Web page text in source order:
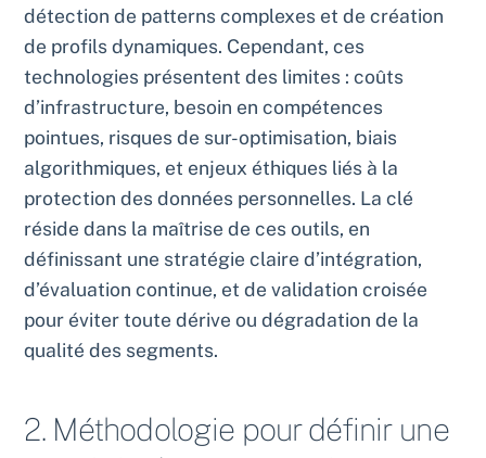
détection de patterns complexes et de création
de profils dynamiques. Cependant, ces
technologies présentent des limites : coûts
d’infrastructure, besoin en compétences
pointues, risques de sur-optimisation, biais
algorithmiques, et enjeux éthiques liés à la
protection des données personnelles. La clé
réside dans la maîtrise de ces outils, en
définissant une stratégie claire d’intégration,
d’évaluation continue, et de validation croisée
pour éviter toute dérive ou dégradation de la
qualité des segments.
2. Méthodologie pour définir une